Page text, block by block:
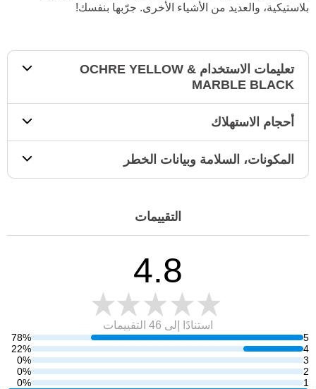
بلاستيكية، والعديد من الأشياء الأخرى. جرّبها بنفسك!
تعليمات الاستخدام OCHRE YELLOW &
MARBLE BLACK
أحجام الاستهلاك
المكونات، السلامة وبيانات الخطر
التقييمات
5
78%
4
22%
3
0%
2
0%
1
0%
4.8
استنادًا إلى 46 التقييمات